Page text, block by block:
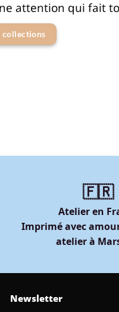
attention qui fait
collections
🇫🇷
Atelier en
Imprimé avec
atelier à
Newsletter